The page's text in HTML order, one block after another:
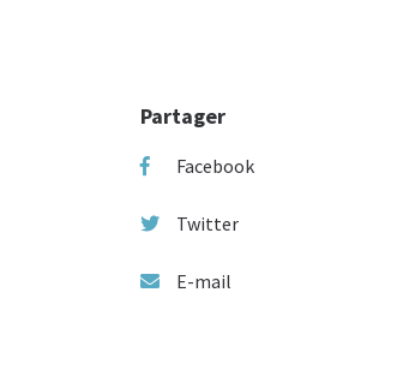
Partager
Facebook
Twitter
E-mail